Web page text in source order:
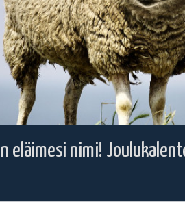
eläimesi nimi!